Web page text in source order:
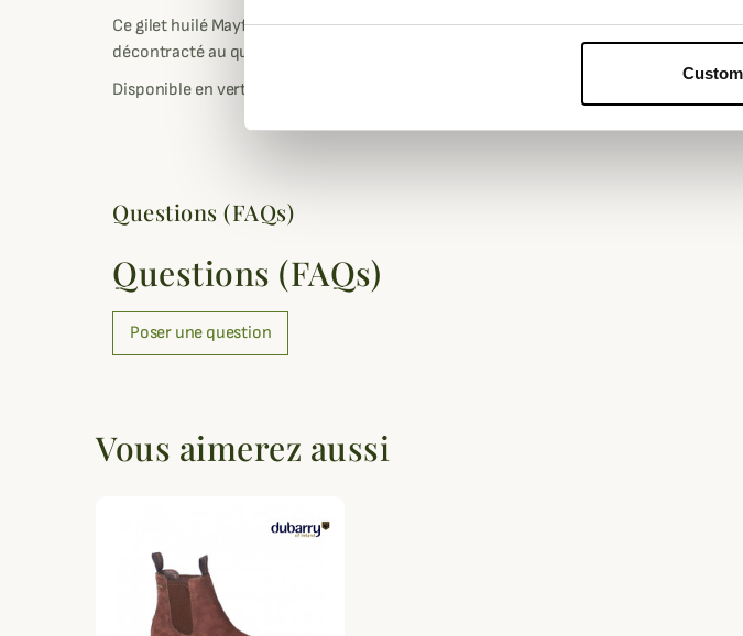
Ce gilet huilé Mayfly s'associera parfaitement avec un jean pour un look tendance et
décontracté au quotidien ou avec une chemise lors d'événements plus formels.
Disponible en vert olive ou marron selon vos préférences.
Questions (FAQs)
Questions (FAQs)
Poser une question
Vous aimerez aussi